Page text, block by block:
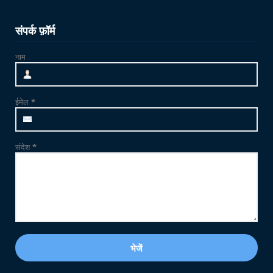
योग 'YOGA' से स्वस्थ शरीर और स्वस्थ मन का निर्माण
अंतर्राष्ट्र...
संपर्क फ़ॉर्म
नाम
ईमेल *
संदेश*